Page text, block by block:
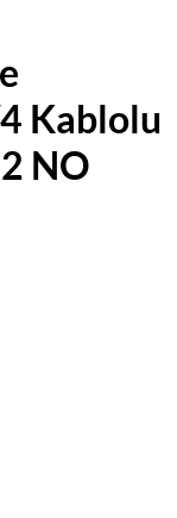
Kablolu
NO